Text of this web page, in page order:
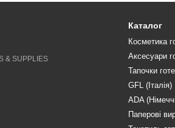
& SUPPLIES
Каталог
Косметика
Аксесуари
Тапочки
GFL (Італія)
ADA
Паперові